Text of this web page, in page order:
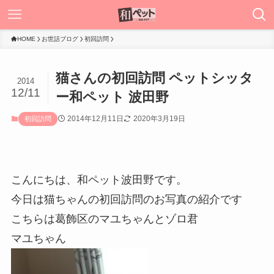
HOME お世話ブログ 初回訪問
猫さんの初回訪問 ペットシッタ
ー和ペット 波田野
2014
12/11
初回訪問 2014年12月11日 2020年3月19日
こんにちは、和ペット波田野です。
今日は猫ちゃんの初回訪問のお写真の紹介です
こちらは葛飾区のマユちゃんとゾロ君
マユちゃん